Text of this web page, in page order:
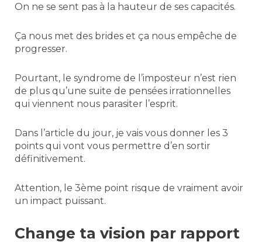
On ne se sent pas à la hauteur de ses capacités.
Ça nous met des brides et ça nous empêche de
progresser.
Pourtant, le syndrome de l’imposteur n’est rien
de plus qu’une suite de pensées irrationnelles
qui viennent nous parasiter l’esprit.
Dans l’article du jour, je vais vous donner les 3
points qui vont vous permettre d’en sortir
définitivement.
Attention, le 3ème point risque de vraiment avoir
un impact puissant.
Change ta vision par rapport